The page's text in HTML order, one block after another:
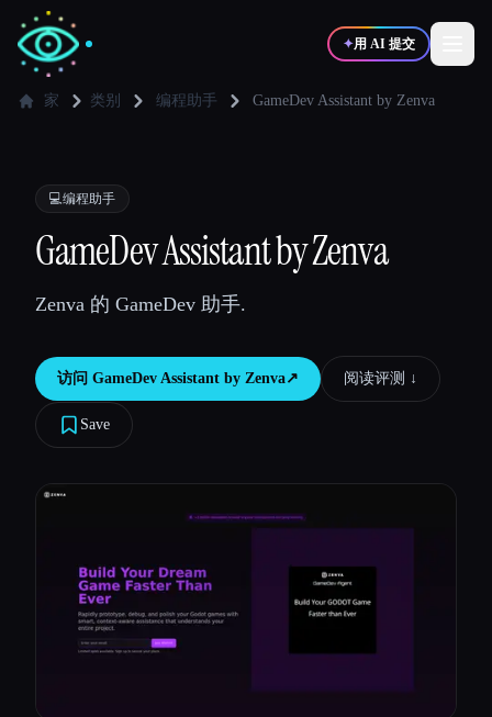
✦用 AI 提交
💻 开发者 📈 营销
🎓学生
博客
比较工具
家 类别 编程助手 GameDev Assistant by Zenva
💻编程助手
GameDev Assistant by Zenva
Zenva 的 GameDev 助手.
访问 GameDev Assistant by Zenva↗︎ 阅读评测 ↓︎
Save